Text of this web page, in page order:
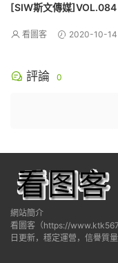
[SIW斯文傳媒]VOL.084
看圖客 2020-10-14
評論 0
網站簡介
看圖客（https://
日更新，穩定運營，信譽質